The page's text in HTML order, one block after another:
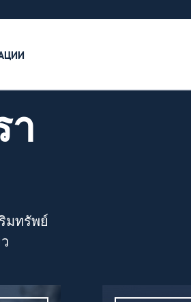
า
มทรัพย์